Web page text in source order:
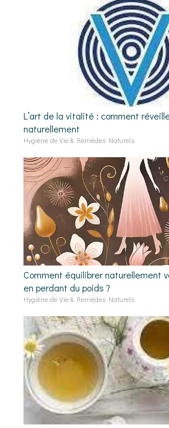
L’art de la vitalité : comment
naturellement
Hygiène de Vie & Remèdes Naturels
Comment équilibrer naturellement
en perdant du poids ?
Hygiène de Vie & Remèdes Naturels